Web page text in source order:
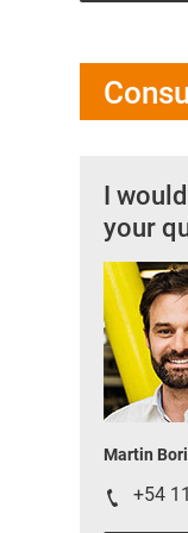
I
your
Martin
+54